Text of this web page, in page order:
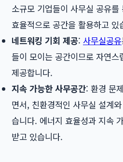
소규모 기업들이 사무실 공유
효율적으로 공간을 활용하고 있
네트워킹 기회 제공: 사무실공유
들이 모이는 공간이므로 자연
제공합니다.
지속 가능한 사무공간: 환경 문
면서, 친환경적인 사무실 설계
습니다. 에너지 효율성과 지속
받고 있습니다.